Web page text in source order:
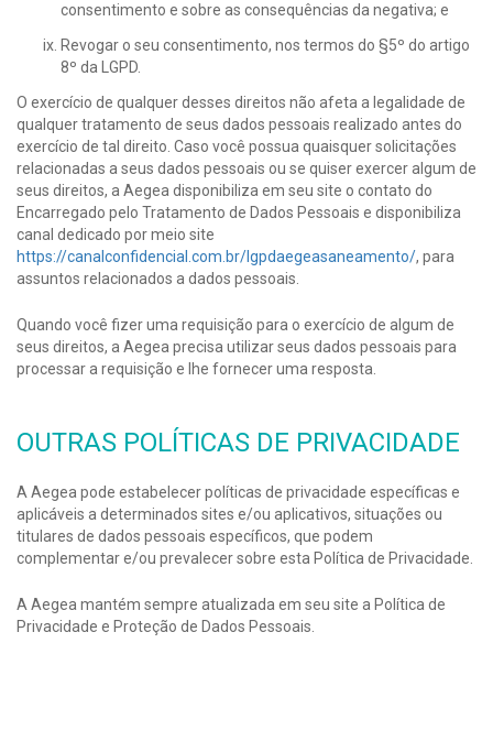
consentimento e sobre as consequências da negativa; e
Revogar o seu consentimento, nos termos do §5º do artigo
8º da LGPD.
O exercício de qualquer desses direitos não afeta a legalidade de
qualquer tratamento de seus dados pessoais realizado antes do
exercício de tal direito. Caso você possua quaisquer solicitações
relacionadas a seus dados pessoais ou se quiser exercer algum de
seus direitos, a Aegea disponibiliza em seu site o contato do
Encarregado pelo Tratamento de Dados Pessoais e disponibiliza
canal dedicado por meio site
https://canalconfidencial.com.br/lgpdaegeasaneamento/, para
assuntos relacionados a dados pessoais.
Quando você fizer uma requisição para o exercício de algum de
seus direitos, a Aegea precisa utilizar seus dados pessoais para
processar a requisição e lhe fornecer uma resposta.
OUTRAS POLÍTICAS DE PRIVACIDADE
A Aegea pode estabelecer políticas de privacidade específicas e
aplicáveis a determinados sites e/ou aplicativos, situações ou
titulares de dados pessoais específicos, que podem
complementar e/ou prevalecer sobre esta Política de Privacidade.
A Aegea mantém sempre atualizada em seu site a Política de
Privacidade e Proteção de Dados Pessoais.